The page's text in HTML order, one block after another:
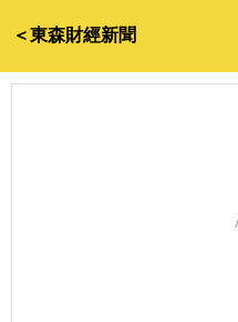
＜東森財經新聞